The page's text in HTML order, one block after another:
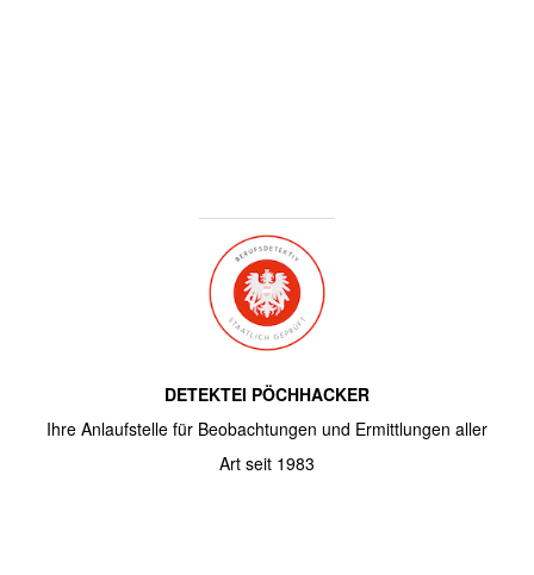
DETEKTEI PÖCHHACKER
Ihre Anlaufstelle für Beobachtungen und Ermittlungen aller
Art seit 1983